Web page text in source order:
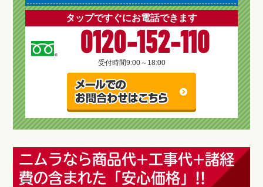
タップですぐにお電話できます
0120-152-110
受付時間9:00～18:00
ニムラなら商品代+工事代+諸経
費の含まれた「安心価格」!!